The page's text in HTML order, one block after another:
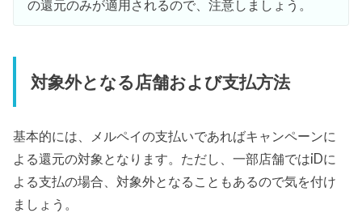
の還元のみが適用されるので、注意しましょう。
対象外となる店舗および支払方法
基本的には、メルペイの支払いであればキャンペーンに
よる還元の対象となります。ただし、一部店舗ではiDに
よる支払の場合、対象外となることもあるので気を付け
ましょう。